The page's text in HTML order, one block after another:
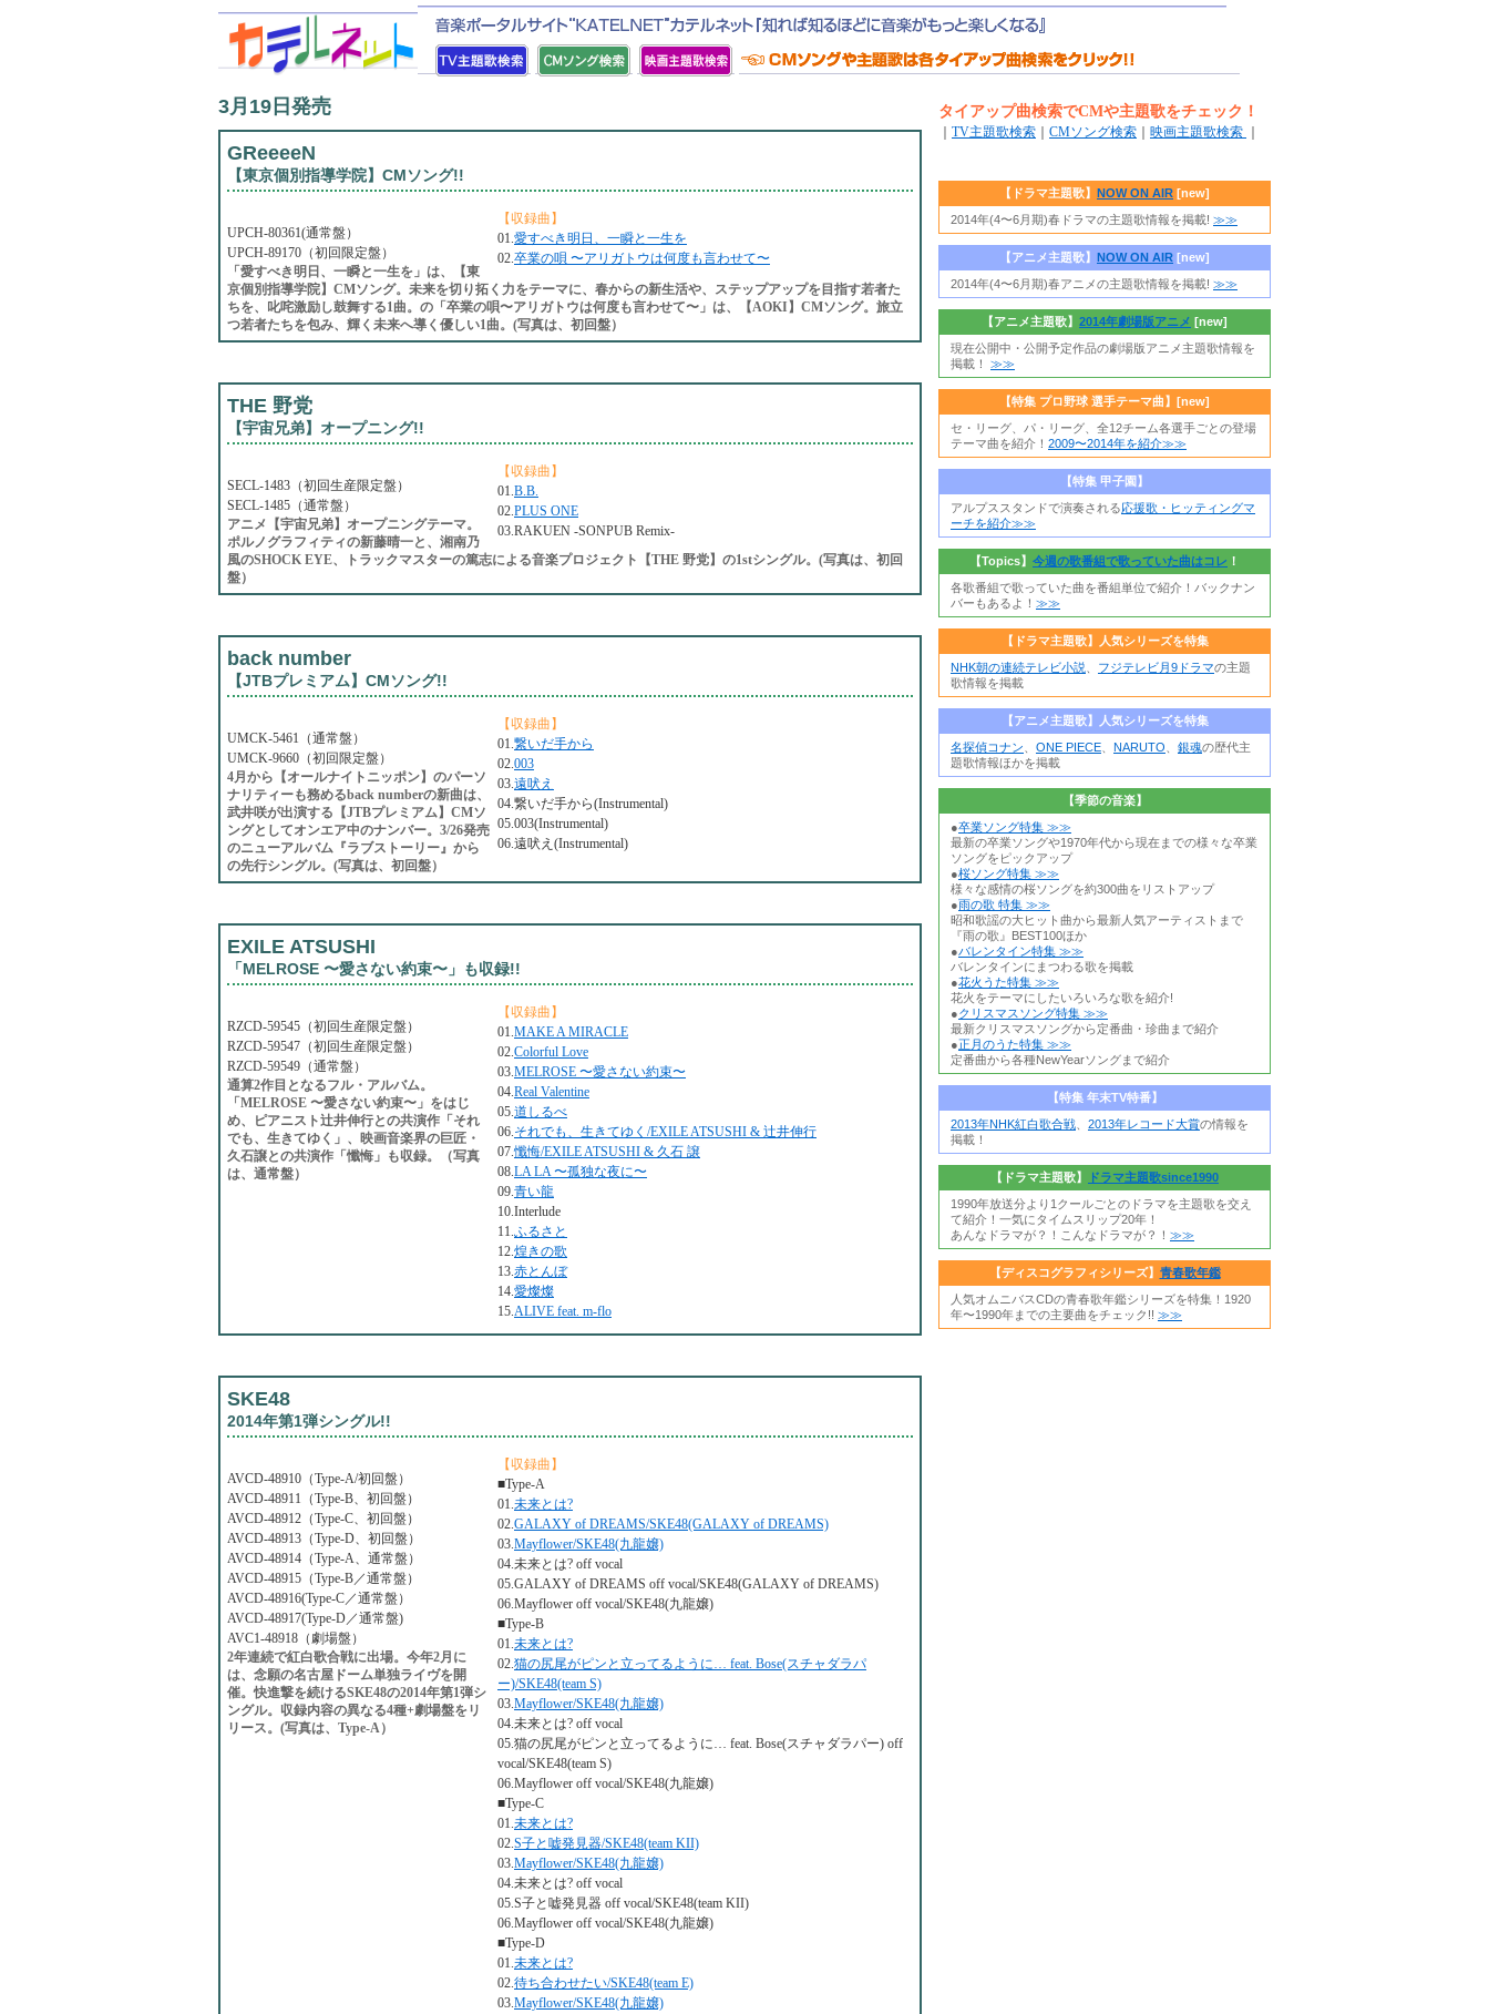
3月19日発売
GReeeeN
【東京個別指導学院】CMソング!!
【収録曲】
01.愛すべき明日、一瞬と一生を
02.卒業の唄 〜アリガトウは何度も言わせて〜
UPCH-80361(通常盤）
UPCH-89170（初回限定盤）
「愛すべき明日、一瞬と一生を」は、【東
京個別指導学院】CMソング。未来を切り拓く力をテーマに、春からの新生活や、ステップアップを目指す若者た
ちを、叱咤激励し鼓舞する1曲。の「卒業の唄〜アリガトウは何度も言わせて〜」は、【AOKI】CMソング。旅立
つ若者たちを包み、輝く未来へ導く優しい1曲。(写真は、初回盤）
THE 野党
【宇宙兄弟】オープニング!!
【収録曲】
01.B.B.
02.PLUS ONE
03.RAKUEN -SONPUB Remix-
SECL-1483（初回生産限定盤）
SECL-1485（通常盤）
アニメ【宇宙兄弟】オープニングテーマ。
ポルノグラフィティの新藤晴一と、湘南乃
風のSHOCK EYE、トラックマスターの篤志による音楽プロジェクト【THE 野党】の1stシングル。(写真は、初回
盤）
back number
【JTBプレミアム】CMソング!!
【収録曲】
01.繋いだ手から
02.003
03.遠吠え
04.繋いだ手から(Instrumental)
05.003(Instrumental)
06.遠吠え(Instrumental)
UMCK-5461（通常盤）
UMCK-9660（初回限定盤）
4月から【オールナイトニッポン】のパーソ
ナリティーも務めるback numberの新曲は、
武井咲が出演する【JTBプレミアム】CMソ
ングとしてオンエア中のナンバー。3/26発売
のニューアルバム『ラブストーリー』から
の先行シングル。(写真は、初回盤）
EXILE ATSUSHI
「MELROSE 〜愛さない約束〜」も収録!!
【収録曲】
01.MAKE A MIRACLE
02.Colorful Love
03.MELROSE 〜愛さない約束〜
04.Real Valentine
05.道しるべ
06.それでも、生きてゆく/EXILE ATSUSHI & 辻井伸行
07.懺悔/EXILE ATSUSHI & 久石 譲
08.LA LA 〜孤独な夜に〜
09.青い龍
10.Interlude
11.ふるさと
12.煌きの歌
13.赤とんぼ
14.愛燦燦
15.ALIVE feat. m-flo
RZCD-59545（初回生産限定盤）
RZCD-59547（初回生産限定盤）
RZCD-59549（通常盤）
通算2作目となるフル・アルバム。
「MELROSE 〜愛さない約束〜」をはじ
め、ピアニスト辻井伸行との共演作「それ
でも、生きてゆく」、映画音楽界の巨匠・
久石譲との共演作「懺悔」も収録。（写真
は、通常盤）
SKE48
2014年第1弾シングル!!
【収録曲】
■Type-A
01.未来とは?
02.GALAXY of DREAMS/SKE48(GALAXY of DREAMS)
03.Mayflower/SKE48(九龍嬢)
04.未来とは? off vocal
05.GALAXY of DREAMS off vocal/SKE48(GALAXY of DREAMS)
06.Mayflower off vocal/SKE48(九龍嬢)
■Type-B
01.未来とは?
02.猫の尻尾がピンと立ってるように… feat. Bose(スチャダラパ
ー)/SKE48(team S)
03.Mayflower/SKE48(九龍嬢)
04.未来とは? off vocal
05.猫の尻尾がピンと立ってるように… feat. Bose(スチャダラパー) off
vocal/SKE48(team S)
06.Mayflower off vocal/SKE48(九龍嬢)
■Type-C
01.未来とは?
02.S子と嘘発見器/SKE48(team KII)
03.Mayflower/SKE48(九龍嬢)
04.未来とは? off vocal
05.S子と嘘発見器 off vocal/SKE48(team KII)
06.Mayflower off vocal/SKE48(九龍嬢)
■Type-D
01.未来とは?
02.待ち合わせたい/SKE48(team E)
03.Mayflower/SKE48(九龍嬢)
AVCD-48910（Type-A/初回盤）
AVCD-48911（Type-B、初回盤）
AVCD-48912（Type-C、初回盤）
AVCD-48913（Type-D、初回盤）
AVCD-48914（Type-A、通常盤）
AVCD-48915（Type-B／通常盤）
AVCD-48916(Type-C／通常盤）
AVCD-48917(Type-D／通常盤)
AVC1-48918（劇場盤）
2年連続で紅白歌合戦に出場。今年2月に
は、念願の名古屋ドーム単独ライヴを開
催。快進撃を続けるSKE48の2014年第1弾シ
ングル。収録内容の異なる4種+劇場盤をリ
リース。(写真は、Type-A）
タイアップ曲検索でCMや主題歌をチェック！
TV主題歌検索 CMソング検索 映画主題歌検索
【ドラマ主題歌】 NOW ON AIR [new]
2014年(4〜6月期)春ドラマの主題歌情報を掲載! ≫≫
【アニメ主題歌】 NOW ON AIR [new]
2014年(4〜6月期)春アニメの主題歌情報を掲載! ≫≫
【アニメ主題歌】 2014年劇場版アニメ [new]
現在公開中・公開予定作品の劇場版アニメ主題歌情報を
掲載！ ≫≫
【特集 プロ野球 選手テーマ曲】 [new]
セ・リーグ、パ・リーグ、全12チーム各選手ごとの登場
テーマ曲を紹介！ 2009〜2014年を紹介≫≫
【特集 甲子園】
アルプススタンドで演奏される応援歌・ヒッティングマ
ーチを紹介≫≫
【Topics】 今週の歌番組で歌っていた曲はコレ ！
各歌番組で歌っていた曲を番組単位で紹介！バックナン
バーもあるよ！ ≫≫
【ドラマ主題歌】人気シリーズを特集
NHK朝の連続テレビ小説
フジテレビ月9ドラマの主題
歌情報を掲載
【アニメ主題歌】人気シリーズを特集
名探偵コナン
ONE PIECE NARUTO 銀魂の歴代主
題歌情報ほかを掲載
【季節の音楽】
●卒業ソング特集 ≫≫
最新の卒業ソングや1970年代から現在までの様々な卒業
ソングをピックアップ
●桜ソング特集 ≫≫
様々な感情の桜ソングを約300曲をリストアップ
●雨の歌 特集 ≫≫
昭和歌謡の大ヒット曲から最新人気アーティストまで
『雨の歌』BEST100ほか
●バレンタイン特集 ≫≫
バレンタインにまつわる歌を掲載
●花火うた特集 ≫≫
花火をテーマにしたいろいろな歌を紹介!
●クリスマスソング特集 ≫≫
最新クリスマスソングから定番曲・珍曲まで紹介
●正月のうた特集 ≫≫
定番曲から各種NewYearソングまで紹介
【特集 年末TV特番】
2013年NHK紅白歌合戦
2013年レコード大賞の情報を
掲載！
【ドラマ主題歌】
ドラマ主題歌since1990
1990年放送分より1クールごとのドラマを主題歌を交え
て紹介！一気にタイムスリップ20年！
あんなドラマが？！こんなドラマが？！ ≫≫
【ディスコグラフィシリーズ】 青春歌年鑑
人気オムニバスCDの青春歌年鑑シリーズを特集！1920
年〜1990年までの主要曲をチェック!! ≫≫